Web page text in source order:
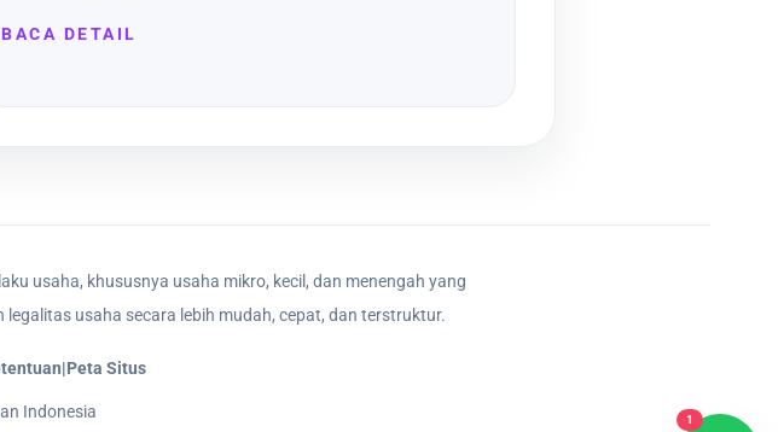
BACA DETAIL
usaha, khususnya usaha mikro, kecil, dan menengah yang
usaha secara lebih mudah, cepat, dan terstruktur.
|Peta Situs
Indonesia 1